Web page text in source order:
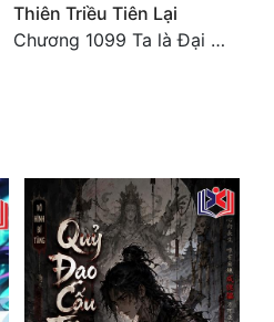
Thiên Triều Tiên Lại
Chương 1099 Ta là Đại La Tiên! Một người đắc đạo, gà chó lên trời (Đại kết cục)